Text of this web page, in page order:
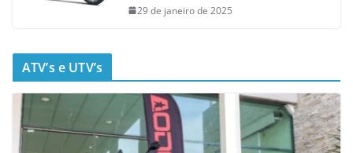
29 de janeiro de 2025
ATV’s e UTV’s